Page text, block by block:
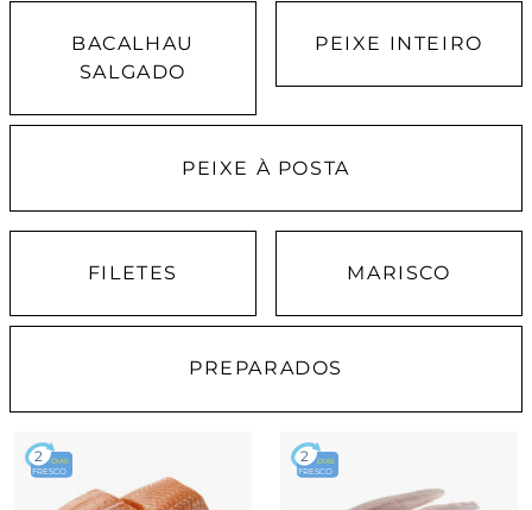
BACALHAU
SALGADO
PEIXE INTEIRO
PEIXE À POSTA
FILETES MARISCO
PREPARADOS
2 DIAS
FRESCO
2 DIAS
FRESCO